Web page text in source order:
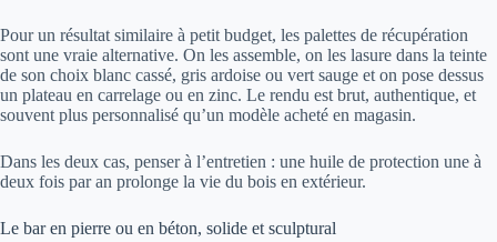
Pour un résultat similaire à petit budget, les palettes de récupération
sont une vraie alternative. On les assemble, on les lasure dans la teinte
de son choix blanc cassé, gris ardoise ou vert sauge et on pose dessus
un plateau en carrelage ou en zinc. Le rendu est brut, authentique, et
souvent plus personnalisé qu’un modèle acheté en magasin.
Dans les deux cas, penser à l’entretien : une huile de protection une à
deux fois par an prolonge la vie du bois en extérieur.
Le bar en pierre ou en béton, solide et sculptural